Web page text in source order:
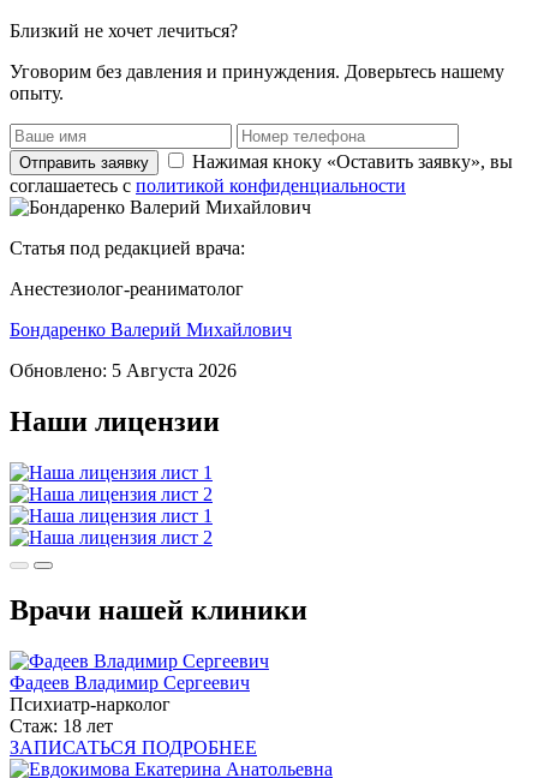
Близкий не хочет лечиться?
Уговорим без давления и принуждения. Доверьтесь нашему
опыту.
Отправить заявку
Нажимая кноку «Оставить заявку», вы
соглашаетесь с политикой конфиденциальности
Статья под редакцией врача:
Анестезиолог-реаниматолог
Бондаренко Валерий Михайлович
Обновлено: 5 Августа 2026
Наши лицензии
Врачи нашей клиники
Фадеев Владимир Сергеевич
Психиатр-нарколог
Стаж: 18 лет
ЗАПИСАТЬСЯ ПОДРОБНЕЕ